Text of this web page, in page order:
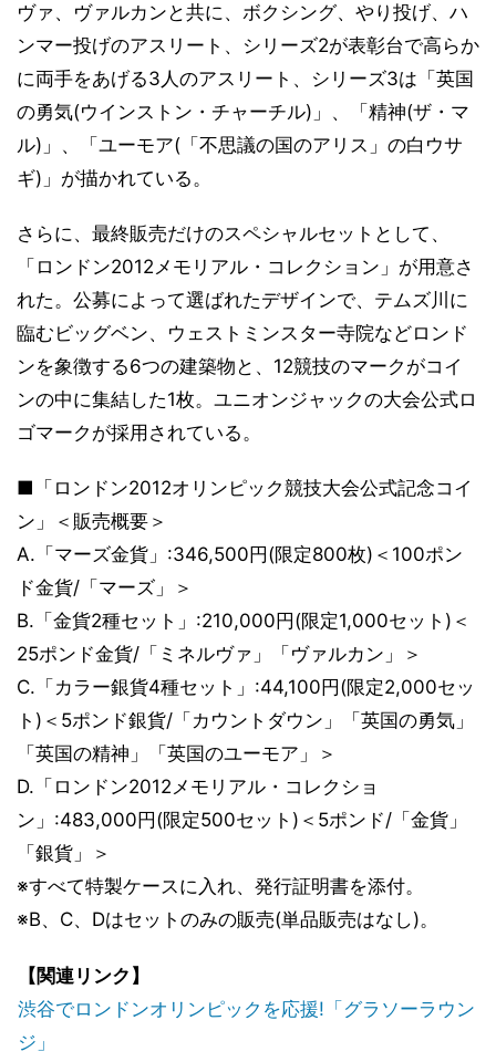
ヴァ、ヴァルカンと共に、ボクシング、やり投げ、ハ
ンマー投げのアスリート、シリーズ2が表彰台で高らか
に両手をあげる3人のアスリート、シリーズ3は「英国
の勇気(ウインストン・チャーチル)」、「精神(ザ・マ
ル)」、「ユーモア(「不思議の国のアリス」の白ウサ
ギ)」が描かれている。
さらに、最終販売だけのスペシャルセットとして、
「ロンドン2012メモリアル・コレクション」が用意さ
れた。公募によって選ばれたデザインで、テムズ川に
臨むビッグベン、ウェストミンスター寺院などロンド
ンを象徴する6つの建築物と、12競技のマークがコイ
ンの中に集結した1枚。ユニオンジャックの大会公式ロ
ゴマークが採用されている。
■「ロンドン2012オリンピック競技大会公式記念コイ
ン」＜販売概要＞
A.「マーズ金貨」:346,500円(限定800枚)＜100ポン
ド金貨/「マーズ」＞
B.「金貨2種セット」:210,000円(限定1,000セット)＜
25ポンド金貨/「ミネルヴァ」「ヴァルカン」＞
C.「カラー銀貨4種セット」:44,100円(限定2,000セッ
ト)＜5ポンド銀貨/「カウントダウン」「英国の勇気」
「英国の精神」「英国のユーモア」＞
D.「ロンドン2012メモリアル・コレクショ
ン」:483,000円(限定500セット)＜5ポンド/「金貨」
「銀貨」＞
※すべて特製ケースに入れ、発行証明書を添付。
※B、C、Dはセットのみの販売(単品販売はなし)。
【関連リンク】
渋谷でロンドンオリンピックを応援!「グラソーラウン
ジ」